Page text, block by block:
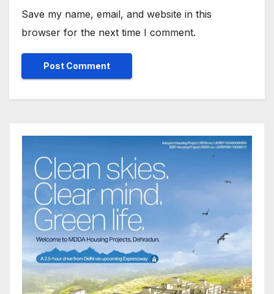
Save my name, email, and website in this
browser for the next time I comment.